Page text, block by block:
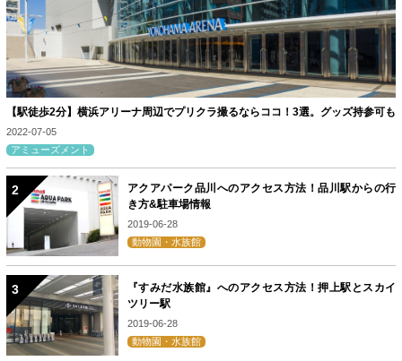
【駅徒歩2分】横浜アリーナ周辺でプリクラ撮るならココ！3選。グッズ持参可も
2022-07-05
アミューズメント
アクアパーク品川へのアクセス方法！品川駅からの行
き方&駐車場情報
2019-06-28
動物園・水族館
『すみだ水族館』へのアクセス方法！押上駅とスカイ
ツリー駅
2019-06-28
動物園・水族館